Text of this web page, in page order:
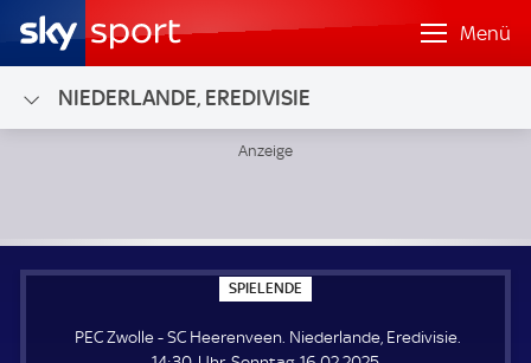
Menü
NIEDERLANDE, EREDIVISIE
SPIELENDE
P
E
L
PEC Zwolle - SC Heerenveen. Niederlande, Eredivisie.